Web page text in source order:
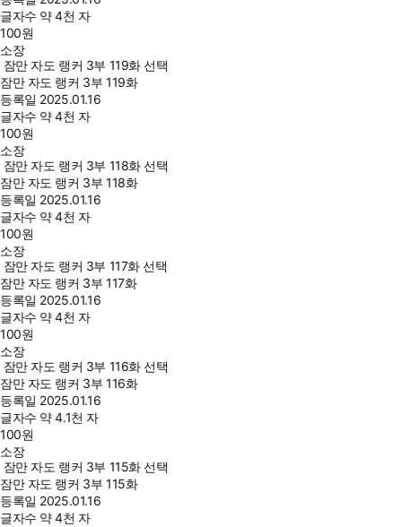
글자수 약 4천 자
100원
소장
잠만 자도 랭커 3부 119화 선택
잠만 자도 랭커 3부 119화
등록일 2025.01.16
글자수 약 4천 자
100원
소장
잠만 자도 랭커 3부 118화 선택
잠만 자도 랭커 3부 118화
등록일 2025.01.16
글자수 약 4천 자
100원
소장
잠만 자도 랭커 3부 117화 선택
잠만 자도 랭커 3부 117화
등록일 2025.01.16
글자수 약 4천 자
100원
소장
잠만 자도 랭커 3부 116화 선택
잠만 자도 랭커 3부 116화
등록일 2025.01.16
글자수 약 4.1천 자
100원
소장
잠만 자도 랭커 3부 115화 선택
잠만 자도 랭커 3부 115화
등록일 2025.01.16
글자수 약 4천 자